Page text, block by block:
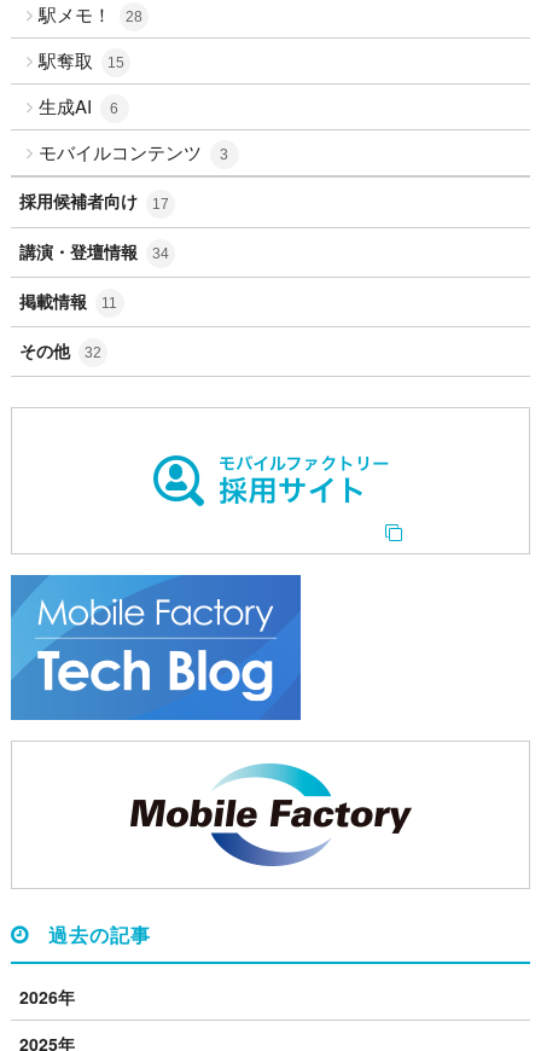
駅メモ！ 28
駅奪取 15
生成AI 6
モバイルコンテンツ 3
採用候補者向け 17
講演・登壇情報 34
掲載情報 11
その他 32
過去の記事
2026年
2025年